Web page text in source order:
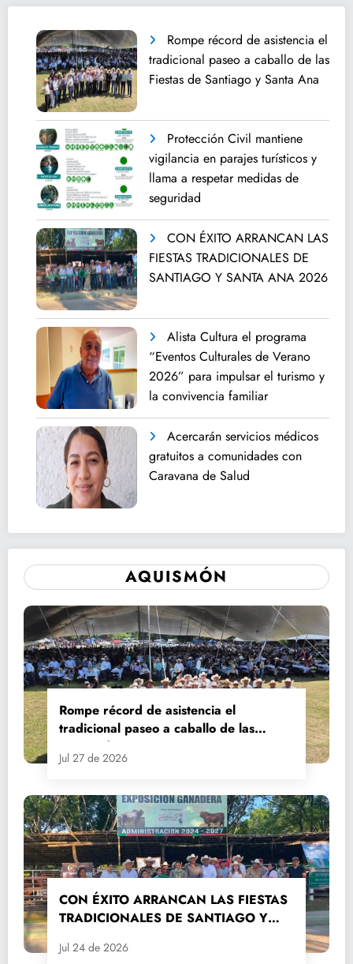
Rompe récord de asistencia el
tradicional paseo a caballo de las
Fiestas de Santiago y Santa Ana
Protección Civil mantiene
vigilancia en parajes turísticos y
llama a respetar medidas de
seguridad
CON ÉXITO ARRANCAN LAS
FIESTAS TRADICIONALES DE
SANTIAGO Y SANTA ANA 2026
Alista Cultura el programa
“Eventos Culturales de Verano
2026” para impulsar el turismo y
la convivencia familiar
Acercarán servicios médicos
gratuitos a comunidades con
Caravana de Salud
AQUISMÓN
Rompe récord de asistencia el
tradicional paseo a caballo de las
Fiestas de Santiago y Santa Ana
Jul 27 de 2026
CON ÉXITO ARRANCAN LAS FIESTAS
TRADICIONALES DE SANTIAGO Y
Jul 24 de 2026